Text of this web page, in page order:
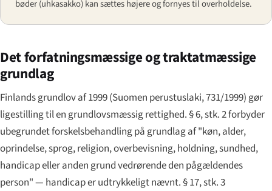
bøder (uhkasakko) kan sættes højere og fornyes til overholdelse.
Det forfatningsmæssige og traktatmæssige
grundlag
Finlands grundlov af 1999 (Suomen perustuslaki, 731/1999) gør
ligestilling til en grundlovsmæssig rettighed. § 6, stk. 2 forbyder
ubegrundet forskelsbehandling på grundlag af "køn, alder,
oprindelse, sprog, religion, overbevisning, holdning, sundhed,
handicap eller anden grund vedrørende den pågældendes
person" — handicap er udtrykkeligt nævnt. § 17, stk. 3